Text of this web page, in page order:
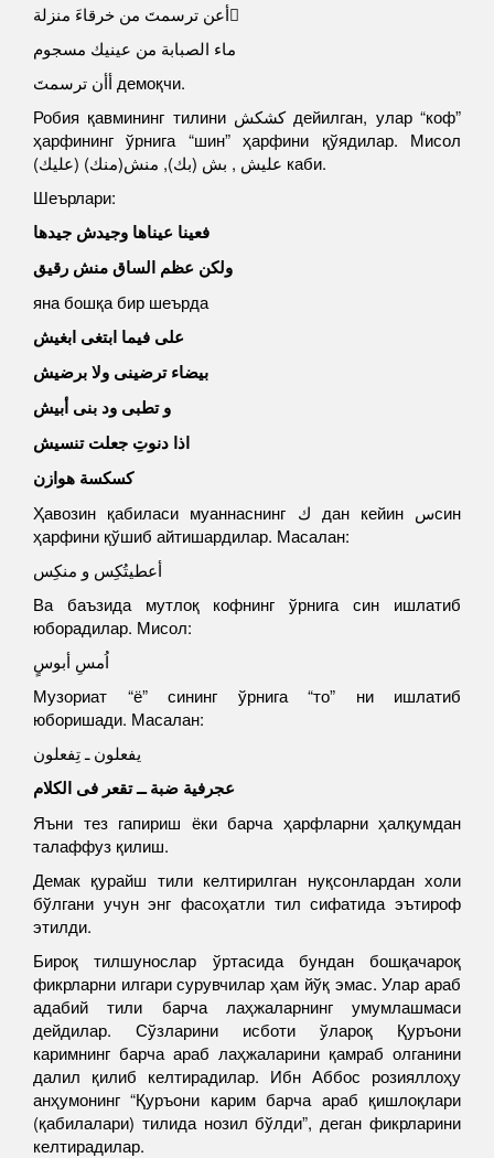
أعن ترسمتَ من خرقاءَ منزلة ً
ماء الصبابة من عينيك مسجوم
أأن ترسمتَ демоқчи.
Робия қавмининг тилини كشكش дейилган, улар “коф”
ҳарфининг ўрнига “шин” ҳарфини қўядилар. Мисол
(عليك) عليش , بش (بك), منش(منك) каби.
Шеърлари:
فعينا عيناها وجيدش جيدها
ولكن عظم الساق منش رقيق
яна бошқа бир шеърда
على فيما ابتغى ابغيش
بيضاء ترضينى ولا برضيش
و تطبى ود بنى أبيش
اذا دنوتِ جعلت تنسيش
كسكسة هوازن
Ҳавозин қабиласи муаннаснинг ك дан кейин سсин
ҳарфини қўшиб айтишардилар. Масалан:
أعطيتُكِس و منكِس
Ва баъзида мутлоқ кофнинг ўрнига син ишлатиб
юборадилар. Мисол:
اُمسِ أبوسٍ
Музориат “ё” сининг ўрнига “то” ни ишлатиб
юборишади. Масалан:
يفعلون ـ تِفعلون
عجرفية ضبة ــ تقعر فى الكلام
Яъни тез гапириш ёки барча ҳарфларни ҳалқумдан
талаффуз қилиш.
Демак қурайш тили келтирилган нуқсонлардан холи
бўлгани учун энг фасоҳатли тил сифатида эътироф
этилди.
Бироқ тилшунослар ўртасида бундан бошқачароқ
фикрларни илгари сурувчилар ҳам йўқ эмас. Улар араб
адабий тили барча лаҳжаларнинг умумлашмаси
дейдилар. Сўзларини исботи ўлароқ Қуръони
каримнинг барча араб лаҳжаларини қамраб олганини
далил қилиб келтирадилар. Ибн Аббос розияллоҳу
анҳумонинг “Қуръони карим барча араб қишлоқлари
(қабилалари) тилида нозил бўлди”, деган фикрларини
келтирадилар.